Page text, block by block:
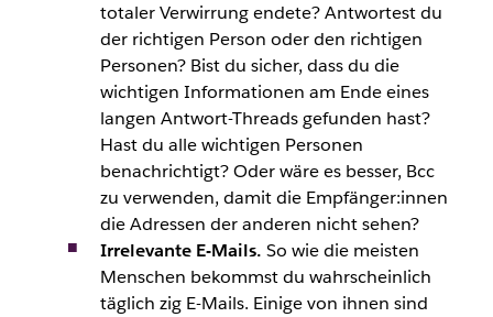
totaler Verwirrung endete? Antwortest du
der richtigen Person oder den richtigen
Personen? Bist du sicher, dass du die
wichtigen Informationen am Ende eines
langen Antwort-Threads gefunden hast?
Hast du alle wichtigen Personen
benachrichtigt? Oder wäre es besser, Bcc
zu verwenden, damit die Empfänger:innen
die Adressen der anderen nicht sehen?
Irrelevante E-Mails. So wie die meisten
Menschen bekommst du wahrscheinlich
täglich zig E-Mails. Einige von ihnen sind